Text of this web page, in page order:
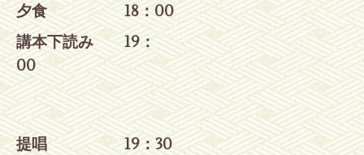
夕食 18：00
講本下読み 19：
00
提唱 19：30